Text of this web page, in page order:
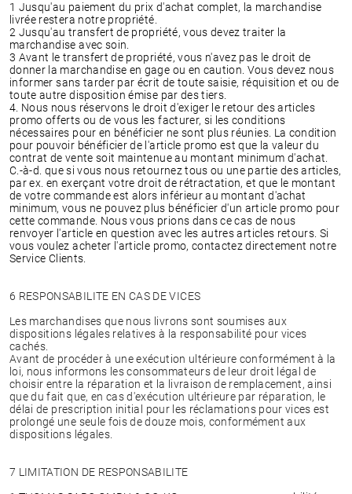
1 Jusqu'au paiement du prix d'achat complet, la marchandise
livrée restera notre propriété.
2 Jusqu'au transfert de propriété, vous devez traiter la
marchandise avec soin.
3 Avant le transfert de propriété, vous n'avez pas le droit de
donner la marchandise en gage ou en caution. Vous devez nous
informer sans tarder par écrit de toute saisie, réquisition et ou de
toute autre disposition émise par des tiers.
4. Nous nous réservons le droit d'exiger le retour des articles
promo offerts ou de vous les facturer, si les conditions
nécessaires pour en bénéficier ne sont plus réunies. La condition
pour pouvoir bénéficier de l'article promo est que la valeur du
contrat de vente soit maintenue au montant minimum d'achat.
C.-à-d. que si vous nous retournez tous ou une partie des articles,
par ex. en exerçant votre droit de rétractation, et que le montant
de votre commande est alors inférieur au montant d'achat
minimum, vous ne pouvez plus bénéficier d'un article promo pour
cette commande. Nous vous prions dans ce cas de nous
renvoyer l'article en question avec les autres articles retours. Si
vous voulez acheter l'article promo, contactez directement notre
Service Clients.
6 RESPONSABILITE EN CAS DE VICES
Les marchandises que nous livrons sont soumises aux
dispositions légales relatives à la responsabilité pour vices
cachés.
Avant de procéder à une exécution ultérieure conformément à la
loi, nous informons les consommateurs de leur droit légal de
choisir entre la réparation et la livraison de remplacement, ainsi
que du fait que, en cas d'exécution ultérieure par réparation, le
délai de prescription initial pour les réclamations pour vices est
prolongé une seule fois de douze mois, conformément aux
dispositions légales.
7 LIMITATION DE RESPONSABILITE